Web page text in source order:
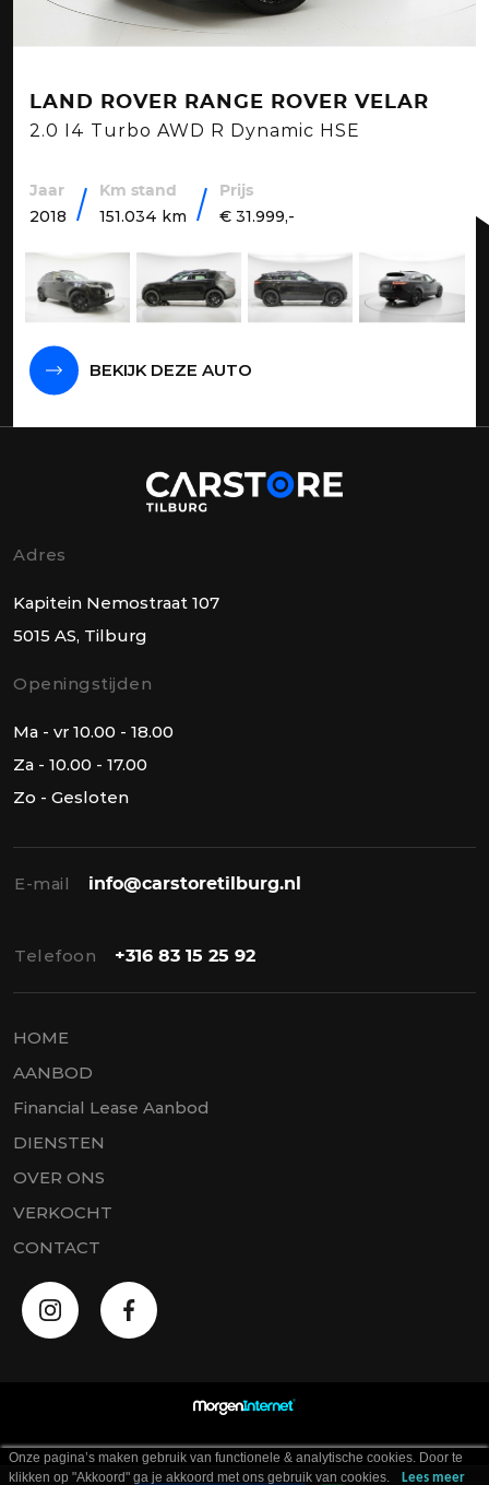
LAND ROVER RANGE ROVER VELAR
2.0 I4 Turbo AWD R Dynamic HSE
Jaar
2018
Km stand
151.034 km
Prijs
€ 31.999,-
BEKIJK DEZE AUTO
Adres
Kapitein Nemostraat 107
5015 AS, Tilburg
Openingstijden
Ma - vr 10.00 - 18.00
Za - 10.00 - 17.00
Zo - Gesloten
E-mail info@carstoretilburg.nl
Telefoon +316 83 15 25 92
HOME
AANBOD
Financial Lease Aanbod
DIENSTEN
OVER ONS
VERKOCHT
CONTACT
Onze pagina’s maken gebruik van functionele & analytische cookies. Door te
klikken op "Akkoord" ga je akkoord met ons gebruik van cookies.
Lees meer